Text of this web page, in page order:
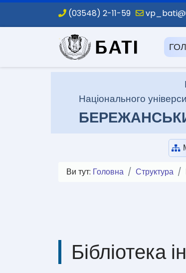
(03548) 2-11-59
.
Національного
Ви тут: Головна Структура
Бібліотека